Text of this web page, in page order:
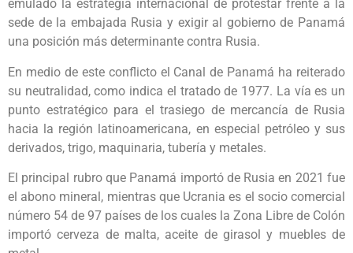
emulado la estrategia internacional de protestar frente a la
sede de la embajada Rusia y exigir al gobierno de Panamá
una posición más determinante contra Rusia.
En medio de este conflicto el Canal de Panamá ha reiterado
su neutralidad, como indica el tratado de 1977. La vía es un
punto estratégico para el trasiego de mercancía de Rusia
hacia la región latinoamericana, en especial petróleo y sus
derivados, trigo, maquinaria, tubería y metales.
El principal rubro que Panamá importó de Rusia en 2021 fue
el abono mineral, mientras que Ucrania es el socio comercial
número 54 de 97 países de los cuales la Zona Libre de Colón
importó cerveza de malta, aceite de girasol y muebles de